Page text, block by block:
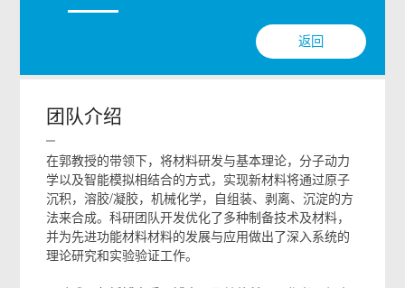
返回
团队介绍
在郭教授的带领下，将材料研发与基本理论，分子动力
学以及智能模拟相结合的方式，实现新材料将通过原子
沉积，溶胶/凝胶，机械化学，自组装、剥离、沉淀的方
法来合成。科研团队开发优化了多种制备技术及材料，
并为先进功能材料材料的发展与应用做出了深入系统的
理论研究和实验验证工作。